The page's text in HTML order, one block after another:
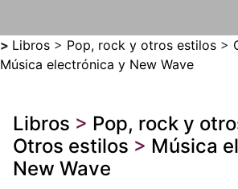
> Libros > Pop, rock y otros estilos >
Música electrónica y New Wave
Libros > Pop, rock y
Otros estilos > Música
New Wave